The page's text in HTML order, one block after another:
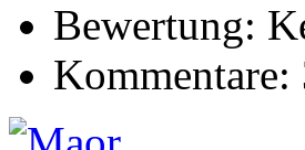
Bewertung:
Kommentare: